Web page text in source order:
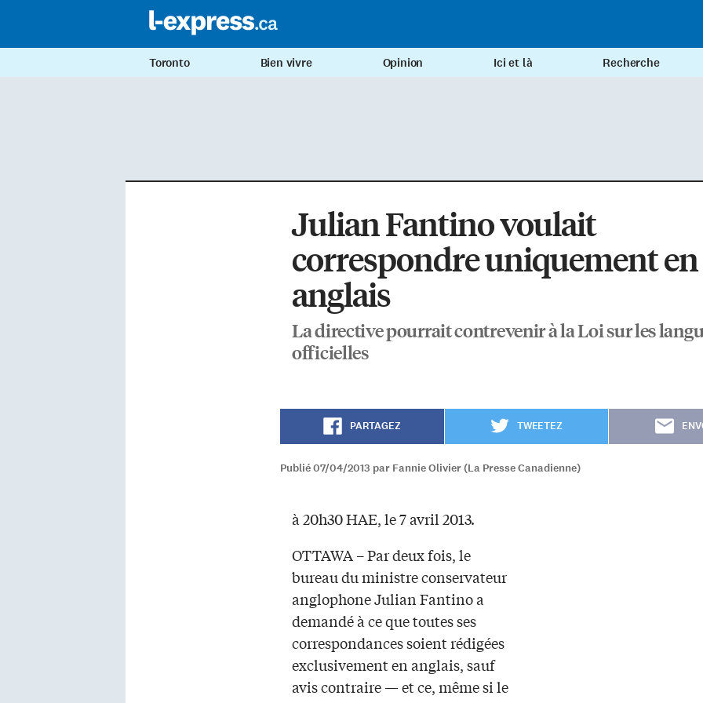
Toronto Bien vivre Opinion Ici et là Recherche
Julian Fantino voulait
correspondre uniquement en
anglais
La directive pourrait contrevenir à la Loi sur les
officielles
PARTAGEZ TWEETEZ
Publié 07/04/2013 par Fannie Olivier (La Presse Canadienne)
à 20h30 HAE, le 7 avril 2013.
OTTAWA – Par deux fois, le
bureau du ministre conservateur
anglophone Julian Fantino a
demandé à ce que toutes ses
correspondances soient rédigées
exclusivement en anglais, sauf
avis contraire — et ce, même si le